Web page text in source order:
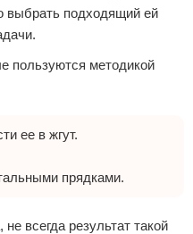
выбрать подходящий ей
пользуются методикой
ее в жгут.
прядками.
всегда результат такой